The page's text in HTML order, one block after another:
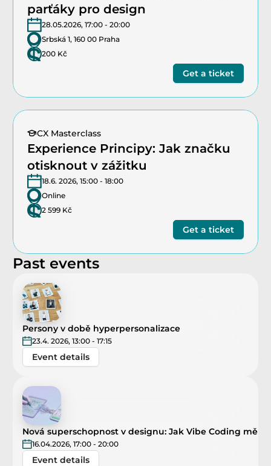
parťáky pro design
28.05.2026, 17:00 - 20:00
Srbská 1, 160 00 Praha
200 Kč
Get a ticket
CX Masterclass
Experience Principy: Jak značku
otisknout v zážitku
18.6. 2026, 15:00 - 18:00
Online
2 599 Kč
Get a ticket
Past events
Persony v době hyperpersonalizace
23.4. 2026, 13:00 - 17:15
Event details
Nová superschopnost v designu: Jak Vibe Coding
16.04.2026, 17:00 - 20:00
Event details